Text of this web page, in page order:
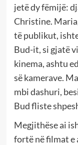
jetë dy fëmijë:
Christine.
të publikut,
Bud-it, si gjatë
kinema, ashtu
së kamerave.
mbi dashuri,
Bud fliste
Megjithëse ai
fortë në filmat e